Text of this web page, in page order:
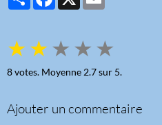
★★ ★ ★ ★
8votes. Moyenne 2.7sur 5.
Ajouter un commentaire